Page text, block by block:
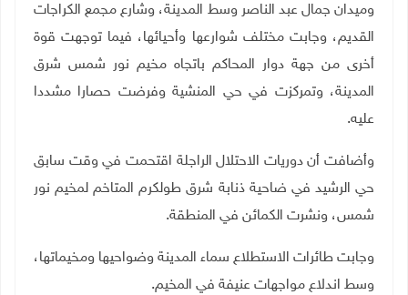
وميدان جمال عبد الناصر وسط المدينة، وشارع مجمع الكراجات
القديم، وجابت مختلف شوارعها وأحيائها، فيما توجهت قوة
أخرى من جهة دوار المحاكم باتجاه مخيم نور شمس شرق
المدينة، وتمركزت في حي المنشية وفرضت حصارا مشددا
عليه.
وأضافت أن دوريات الاحتلال الراجلة اقتحمت في وقت سابق
حي الرشيد في ضاحية ذنابة شرق طولكرم المتاخم لمخيم نور
شمس، ونشرت الكمائن في المنطقة.
وجابت طائرات الاستطلاع سماء المدينة وضواحيها ومخيماتها،
وسط اندلاع مواجهات عنيفة في المخيم.